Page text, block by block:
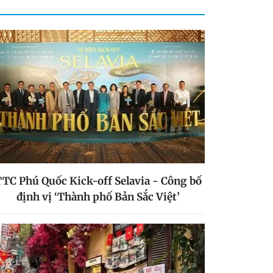
Phú Quốc Kick-off Selavia - Công bố
định vị ‘Thành phố Bản Sắc Việt’